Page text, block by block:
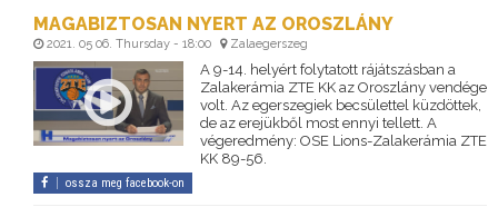
MAGABIZTOSAN NYERT AZ OROSZLÁNY
2021. 05 06. Thursday - 18:00 Zalaegerszeg
A 9-14. helyért folytatott rájátszásban a
Zalakerámia ZTE KK az Oroszlány vendége
volt. Az egerszegiek becsülettel küzdöttek,
de az erejükből most ennyi tellett. A
végeredmény: OSE Lions-Zalakerámia ZTE
KK 89-56.
ossza meg facebook-on